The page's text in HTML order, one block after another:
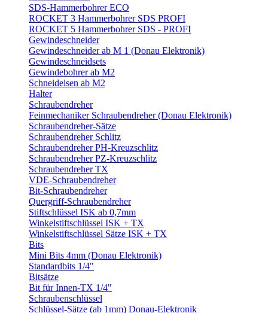
SDS-Hammerbohrer ECO
ROCKET 3 Hammerbohrer SDS PROFI
ROCKET 5 Hammerbohrer SDS - PROFI
Gewindeschneider
Gewindeschneider ab M 1 (Donau Elektronik)
Gewindeschneidsets
Gewindebohrer ab M2
Schneideisen ab M2
Halter
Schraubendreher
Feinmechaniker Schraubendreher (Donau Elektronik)
Schraubendreher-Sätze
Schraubendreher Schlitz
Schraubendreher PH-Kreuzschlitz
Schraubendreher PZ-Kreuzschlitz
Schraubendreher TX
VDE-Schraubendreher
Bit-Schraubendreher
Quergriff-Schraubendreher
Stiftschlüssel ISK ab 0,7mm
Winkelstiftschlüssel ISK + TX
Winkelstiftschlüssel Sätze ISK + TX
Bits
Mini Bits 4mm (Donau Elektronik)
Standardbits 1/4"
Bitsätze
Bit für Innen-TX 1/4"
Schraubenschlüssel
Schlüssel-Sätze (ab 1mm) Donau-Elektronik